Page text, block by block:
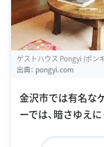
ゲストハウス Pongyi (ポン
出典： pongyi.com
金沢市では有名な
ーでは、暗さゆえ